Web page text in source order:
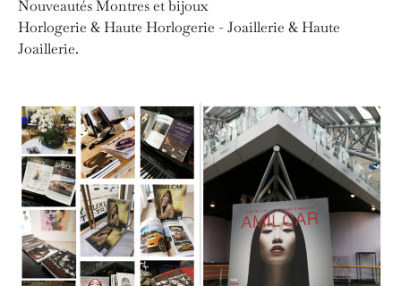
Nouveautés Montres et bijoux
Horlogerie & Haute Horlogerie - Joaillerie & Haute
Joaillerie.